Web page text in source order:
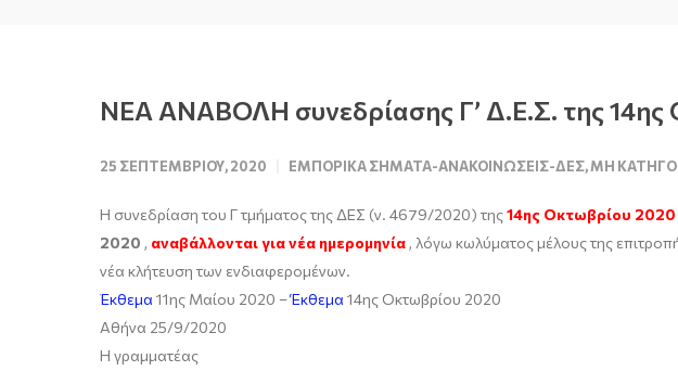
ΝΕΑ ΑΝΑΒΟΛΗ συνεδρίασης Γ’ Δ.Ε.Σ. της 14ης
25 ΣΕΠΤΕΜΒΡΊΟΥ, 2020 ΕΜΠΟΡΙΚΆ ΣΉΜΑΤΑ-ΑΝΑΚΟΙΝΏΣΕΙΣ-ΔΕΣ,ΜΗ
Η συνεδρίαση του Γ τμήματος της ΔΕΣ (ν. 4679/2020) της14ης Οκτωβρίου 2020
2020 , αναβάλλονται για νέα ημερομηνία , λόγω κωλύματος μέλους της
νέα κλήτευση των ενδιαφερομένων.
Έκθεμα 11ης Μαίου 2020 –Έκθεμα 14ης Οκτωβρίου 2020
Αθήνα 25/9/2020
Η γραμματέας